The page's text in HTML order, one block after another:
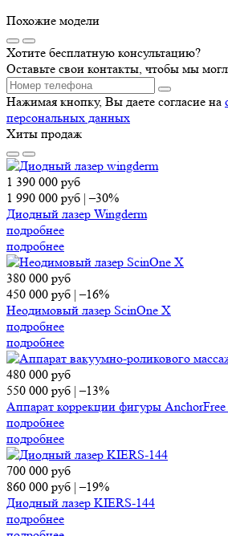
Похожие модели
Хотите бесплатную консультацию?
Оставьте свои контакты, чтобы мы
Нажимая кнопку, Вы даете согласие на
персональных данных
Хиты продаж
1 390 000 руб
1 990 000 руб |–30%
Диодный лазер Wingderm
подробнее
подробнее
380 000 руб
450 000 руб |–16%
Неодимовый лазер ScinOne X
подробнее
подробнее
480 000 руб
550 000 руб |–13%
Аппарат коррекции фигуры
подробнее
подробнее
700 000 руб
860 000 руб |–19%
Диодный лазер KIERS-144
подробнее